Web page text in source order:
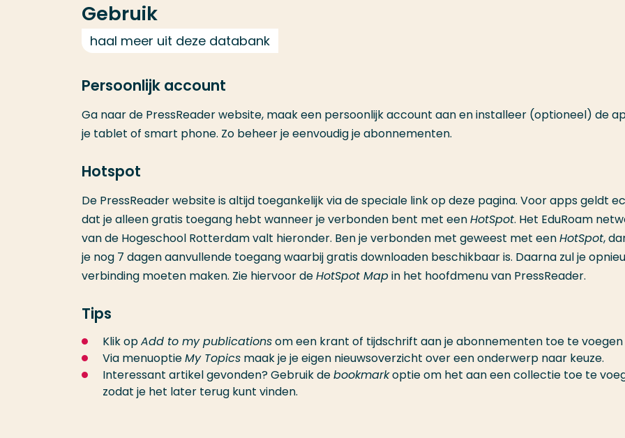
Gebruik
haal meer uit deze databank
Persoonlijk account
Ga naar de PressReader website, maak een persoonlijk account aan en installeer (optioneel) de
je tablet of smart phone. Zo beheer je eenvoudig je abonnementen.
Hotspot
De PressReader website is altijd toegankelijk via de speciale link op deze pagina. Voor apps geldt
dat je alleen gratis toegang hebt wanneer je verbonden bent met eenHotSpot. Het EduRoam
van de Hogeschool Rotterdam valt hieronder. Ben je verbonden met geweest met eenHotSpot,
je nog 7 dagen aanvullende toegang waarbij gratis downloaden beschikbaar is. Daarna zul je
verbinding moeten maken. Zie hiervoor deHotSpot Mapin het hoofdmenu van PressReader.
Tips
Klik opAdd to my publicationsom een krant of tijdschrift aan je abonnementen toe te voegen
Via menuoptieMy Topics maak je je eigen nieuwsoverzicht over een onderwerp naar keuze.
Interessant artikel gevonden? Gebruik debookmarkoptie om het aan een collectie toe te
zodat je het later terug kunt vinden.